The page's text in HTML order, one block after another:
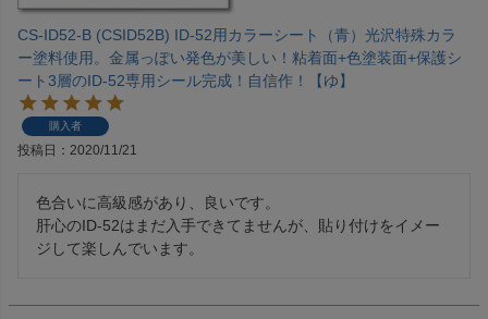
CS-ID52-B (CSID52B) ID-52用カラーシート（青）光沢特殊カラ
ー塗料使用。金属っぽい発色が美しい！粘着面+色塗装面+保護シ
ート3層のID-52専用シール完成！自信作！【ゆ】
購入者
投稿日 2020/11/21
色合いに高級感があり、良いです。
肝心のID-52はまだ入手できてませんが、貼り付けをイメー